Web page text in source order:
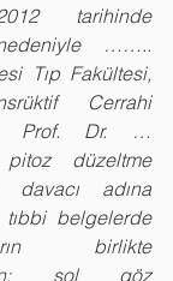
tarihinde
……..
Tıp Fakültesi,
Cerrahi
Prof. Dr. …
pitoz düzeltme
davacı adına
belgelerde
birlikte
sol göz